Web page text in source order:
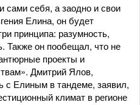
сами себя, а заодно и свои
Елина, он будет
принципа: разумность,
Также он пообещал, что не
проекты и
Дмитрий Ялов,
с Елиным в тандеме, заявил,
климат в регионе